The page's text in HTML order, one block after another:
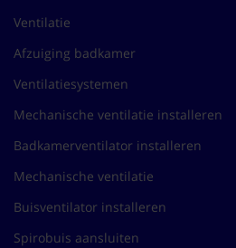
"Plakt goed. Goede isolatie"
Plakt goed.
erwin
01-01-2024
stalen schip. Levering net en snel.
Katarina
26-12-2023
Ventilatie
Afzuiging badkamer
Ventilatiesystemen
Mechanische ventilatie installeren
Badkamerventilator installeren
Mechanische ventilatie
Buisventilator installeren
Spirobuis aansluiten